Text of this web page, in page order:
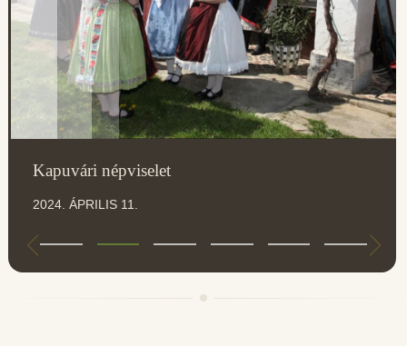
Kapuvári népviselet
2024. ÁPRILIS 11.